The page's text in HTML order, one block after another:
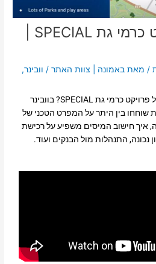
/ מאתבאמונה | צוות האתר/ וובינר,
רוצים לדעת כל מה שצריך על פרויקט כרמי גת SPECIAL? בוובינר
שוחחו בין היתר על המפרט הטכני של
איך חישוב המיסים משפיע על רכישת
נכונה, התנהלות מול הבנקים ועוד.